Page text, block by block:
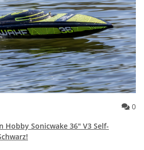
0
Hobby Sonicwake 36" V3 Self-